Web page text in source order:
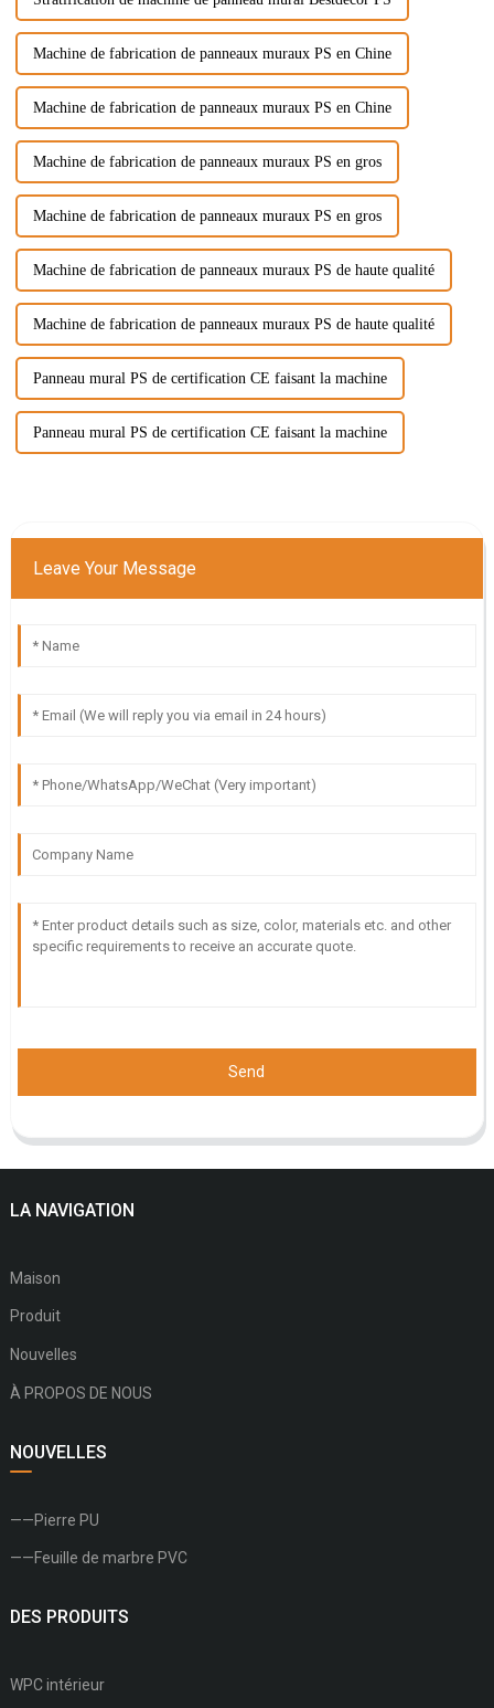
Machine de fabrication de panneaux muraux PS en Chine
Machine de fabrication de panneaux muraux PS en Chine
Machine de fabrication de panneaux muraux PS en gros
Machine de fabrication de panneaux muraux PS en gros
Machine de fabrication de panneaux muraux PS de haute qualité
Machine de fabrication de panneaux muraux PS de haute qualité
Panneau mural PS de certification CE faisant la machine
Panneau mural PS de certification CE faisant la machine
Leave Your Message
Send
LA NAVIGATION
Maison
Produit
Nouvelles
À PROPOS DE NOUS
NOUVELLES
——Pierre PU
——Feuille de marbre PVC
DES PRODUITS
WPC intérieur